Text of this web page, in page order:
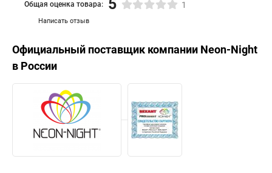
Написать отзыв
Общая оценка товара: 5 1
Официальный поставщик компании Neon-Night
в России